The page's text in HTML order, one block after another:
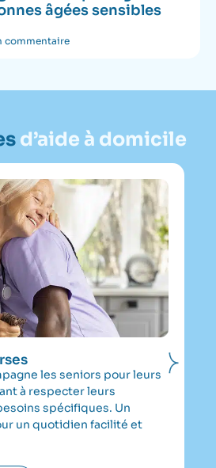
âgées sensibles
commentaire
d’aide à domicile
les seniors pour leurs
à respecter leurs
spécifiques. Un
un quotidien facilité et